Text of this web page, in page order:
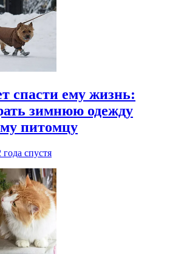
спасти ему жизнь:
зимнюю одежду
питомцу
года спустя